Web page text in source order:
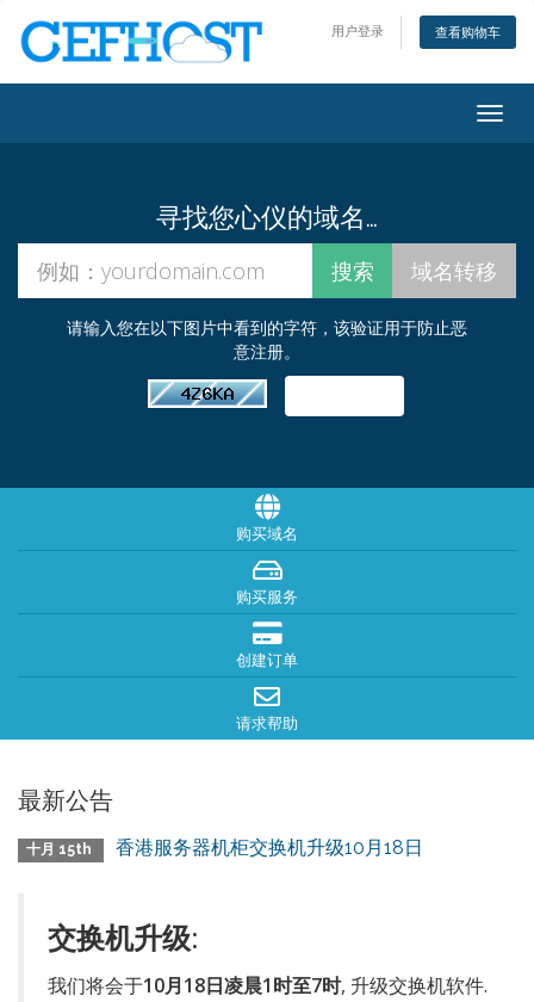
用户登录 查看购物车
寻找您心仪的域名…
请输入您在以下图片中看到的字符，该验证用于防止恶
意注册。
购买域名
购买服务
创建订单
请求帮助
最新公告
十月 15th 香港服务器机柜交换机升级10月18日
交换机升级:
我们将会于10月18日凌晨1时至7时, 升级交换机软件.